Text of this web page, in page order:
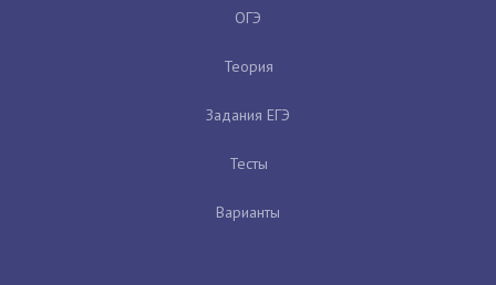
ОГЭ
Теория
Задания ЕГЭ
Тесты
Варианты